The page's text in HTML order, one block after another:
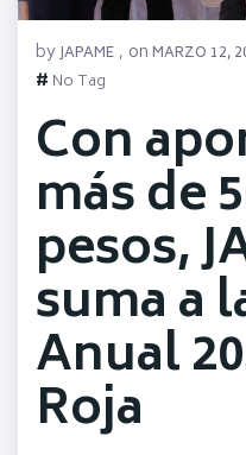
byJAPAME , onMARZO 12,
# No Tag
Con
más de
pesos,
suma a
Anual
Roja